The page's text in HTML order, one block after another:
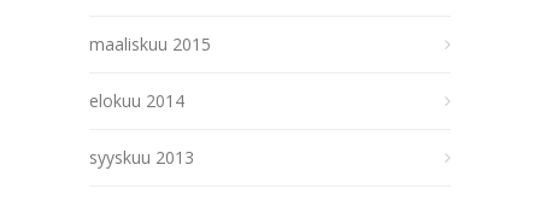
maaliskuu 2015
elokuu 2014
syyskuu 2013